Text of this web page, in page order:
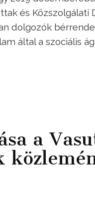
és Közszolgálati
dolgozók
által a szociális
a